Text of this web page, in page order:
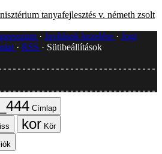
tanyafejlesztés v. németh zsolt
Javítások kezelése
Jogi
RSS
Sütibeállítások
Címlap
Kör